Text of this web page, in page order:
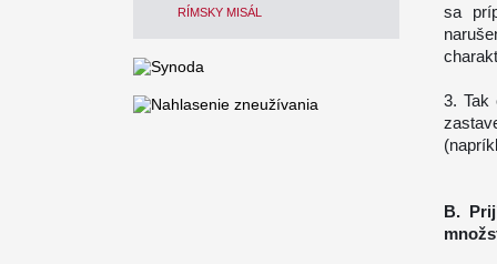
RÍMSKY MISÁL
sa
3. Tak
B.